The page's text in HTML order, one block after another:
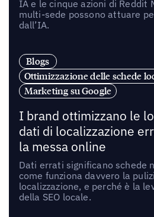
IA e le cinque azioni di Reddit
multi-sede possono attuare
dall’IA.
Blogs
Ottimizzazione delle schede
Marketing su Google
I brand ottimizzano le
dati di localizzazione
la messa online
Dati errati significano schede
come funziona davvero la
localizzazione, e perché è la
della SEO locale.